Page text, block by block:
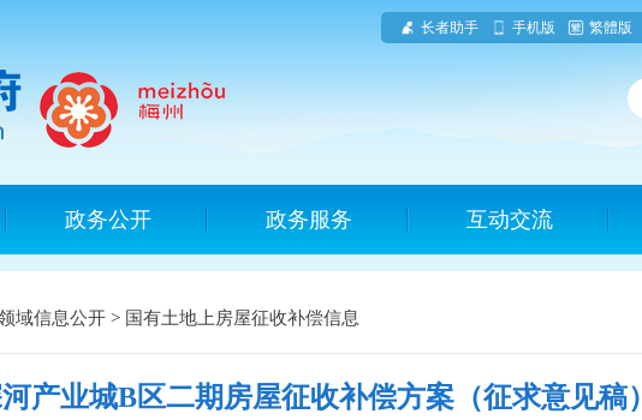
长者助手 手机版 繁體版
政务公开 政务服务 互动交流
域信息公开 > 国有土地上房屋征收补偿信息
产业城B区二期房屋征收补偿方案（征求意见稿）